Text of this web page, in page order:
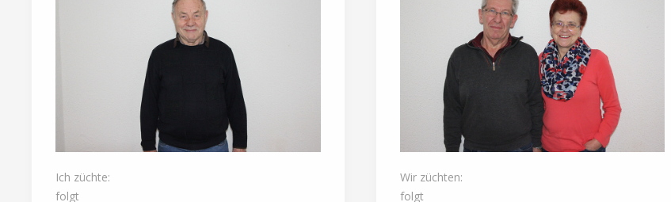
Ich züchte:
folgt
Wir züchten:
folgt